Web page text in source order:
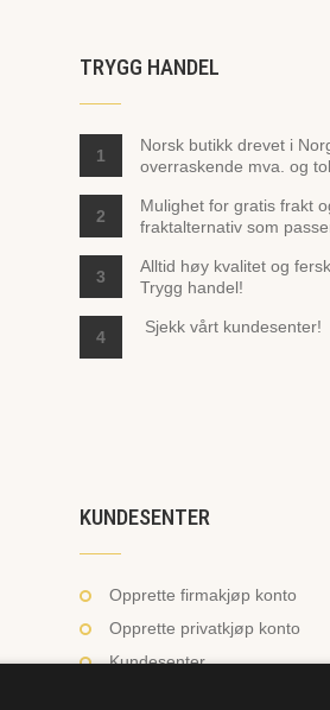
TRYGG HANDEL
1
Norsk butikk drevet i
overraskende mva. og
2
Mulighet for gratis frakt
fraktalternativ som
3
Alltid høy kvalitet og
Trygg handel!
4
Sjekk vårt kundesenter!
KUNDESENTER
Opprette firmakjøp konto
Opprette privatkjøp konto
Kundesenter